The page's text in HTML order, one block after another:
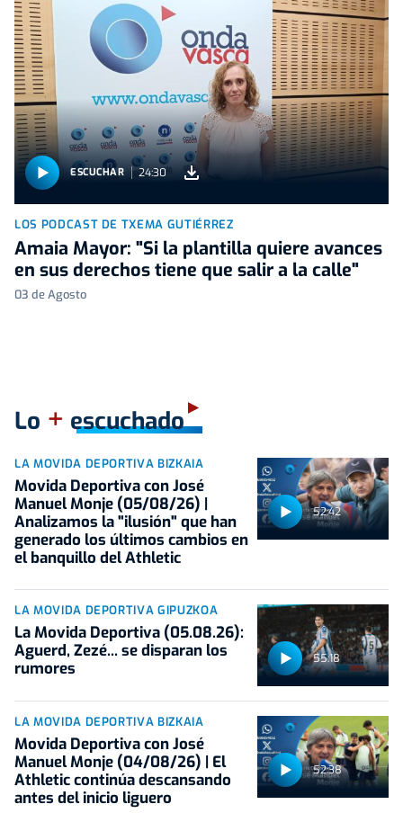
ESCUCHAR 24:30
LOS PODCAST DE TXEMA GUTIÉRREZ
Amaia Mayor: "Si la plantilla quiere avances
en sus derechos tiene que salir a la calle"
03 de Agosto
Lo + escuchado
52:42
LA MOVIDA DEPORTIVA BIZKAIA
Movida Deportiva con José
Manuel Monje (05/08/26) |
Analizamos la "ilusión" que han
generado los últimos cambios en
el banquillo del Athletic
55:18
LA MOVIDA DEPORTIVA GIPUZKOA
La Movida Deportiva (05.08.26):
Aguerd, Zezé... se disparan los
rumores
52:38
LA MOVIDA DEPORTIVA BIZKAIA
Movida Deportiva con José
Manuel Monje (04/08/26) | El
Athletic continúa descansando
antes del inicio liguero